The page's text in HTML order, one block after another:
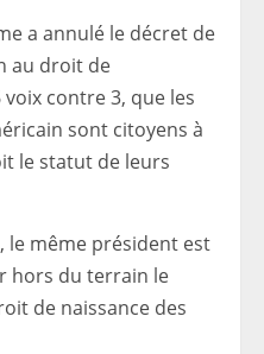
a annulé le décret de
au droit de
contre 3, que les
sont citoyens à
le statut de leurs
le même président est
hors du terrain le
de naissance des